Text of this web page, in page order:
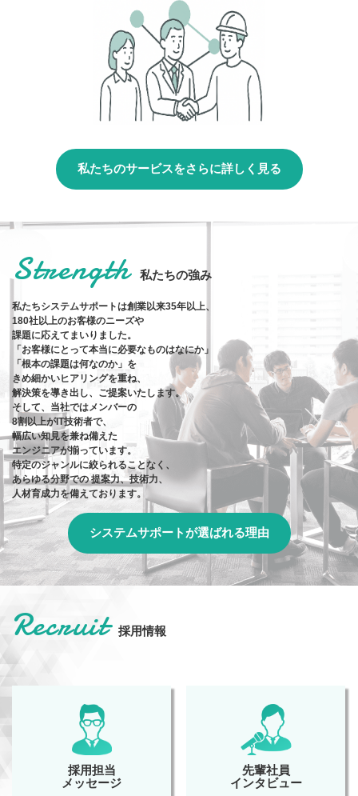
私たちのサービスをさらに詳しく見る
Strength 私たちの強み
私たちシステムサポートは創業以来35年以上、
180社以上のお客様のニーズや
課題に応えてまいりました。
「お客様にとって本当に必要なものはなにか」
「根本の課題は何なのか」を
きめ細かいヒアリングを重ね、
解決策を導き出し、ご提案いたします。
そして、当社ではメンバーの
8割以上がIT技術者で、
幅広い知見を兼ね備えた
エンジニアが揃っています。
特定のジャンルに絞られることなく、
あらゆる分野での提案力、技術力、
人材育成力を備えております。
システムサポートが選ばれる理由
Recruit 採用情報
採用担当
メッセージ
先輩社員
インタビュー